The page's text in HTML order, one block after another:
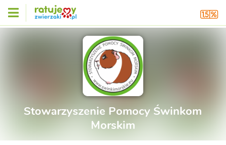
Stowarzyszenie Pomocy Świnkom
Morskim